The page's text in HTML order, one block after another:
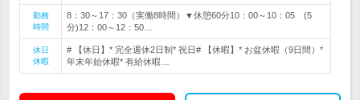
勤務
時間
8：30～17：30（実働8時間）▼休憩60分10：00～10：05 (5
分)12：00～12：50…
休日
休暇
# 【休日】* 完全週休2日制* 祝日# 【休暇】* お盆休暇（9日間）*
年末年始休暇* 有給休暇…